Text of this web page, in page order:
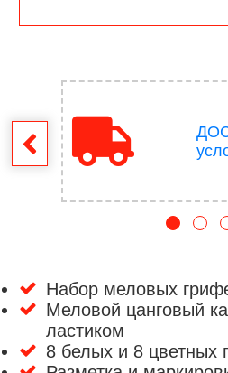
Набор меловых
Меловой цанговый
ластиком
8 белых и 8 цветных